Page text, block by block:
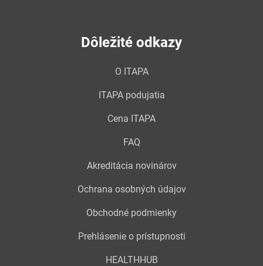
Dôležité odkazy
O ITAPA
ITAPA podujatia
Cena ITAPA
FAQ
Akreditácia novinárov
Ochrana osobných údajov
Obchodné podmienky
Prehlásenie o prístupnosti
HEALTHHUB